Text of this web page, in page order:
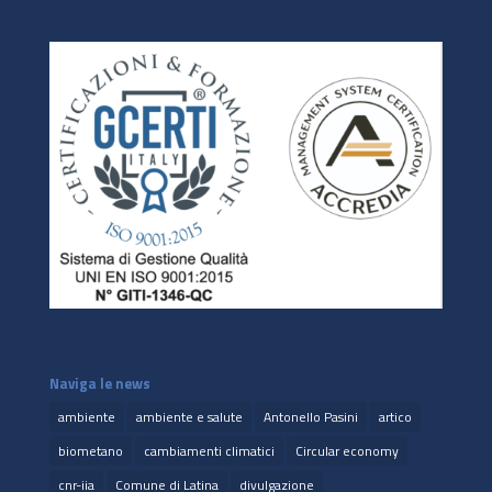
Naviga le news
ambiente ambiente e salute Antonello Pasini
artico
biometano
cambiamenti climatici
Circular economy
cnr-iia
Comune di Latina divulgazione